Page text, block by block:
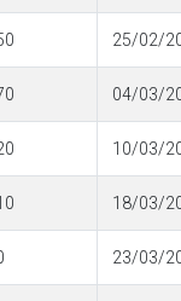
25/02/
04/03/
10/03/
18/03/
23/03/